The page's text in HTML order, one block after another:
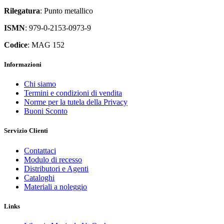
Rilegatura: Punto metallico
ISMN: 979-0-2153-0973-9
Codice: MAG 152
Informazioni
Chi siamo
Termini e condizioni di vendita
Norme per la tutela della Privacy
Buoni Sconto
Servizio Clienti
Contattaci
Modulo di recesso
Distributori e Agenti
Cataloghi
Materiali a noleggio
Links